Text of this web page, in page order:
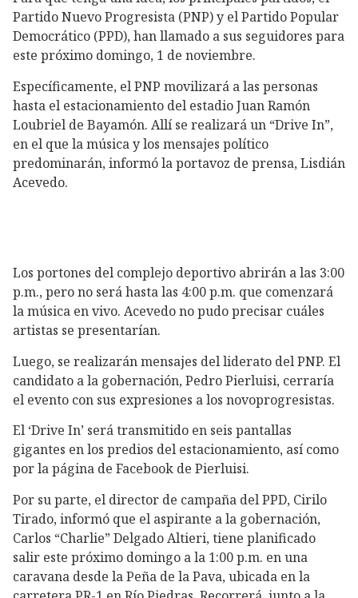
Partido Nuevo Progresista (PNP) y el Partido Popular
Democrático (PPD), han llamado a sus seguidores para
este próximo domingo, 1 de noviembre.
Específicamente, el PNP movilizará a las personas
hasta el estacionamiento del estadio Juan Ramón
Loubriel de Bayamón. Allí se realizará un “Drive In”,
en el que la música y los mensajes político
predominarán, informó la portavoz de prensa, Lisdián
Acevedo.
Los portones del complejo deportivo abrirán a las 3:00
p.m., pero no será hasta las 4:00 p.m. que comenzará
la música en vivo. Acevedo no pudo precisar cuáles
artistas se presentarían.
Luego, se realizarán mensajes del liderato del PNP. El
candidato a la gobernación, Pedro Pierluisi, cerraría
el evento con sus expresiones a los novoprogresistas.
El ‘Drive In’ será transmitido en seis pantallas
gigantes en los predios del estacionamiento, así como
por la página de Facebook de Pierluisi.
Por su parte, el director de campaña del PPD, Cirilo
Tirado, informó que el aspirante a la gobernación,
Carlos “Charlie” Delgado Altieri, tiene planificado
salir este próximo domingo a la 1:00 p.m. en una
caravana desde la Peña de la Pava, ubicada en la